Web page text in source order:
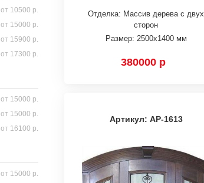
от 10500 р.
от 15000 р.
от 15900 р.
от 17300 р.
от 15000 р.
от 15000 р.
от 16100 р.
от 15000 р.
Отделка: Массив дерева с двух
сторон
Размер: 2500х1400 мм
380000 р
Артикул: АР-1613